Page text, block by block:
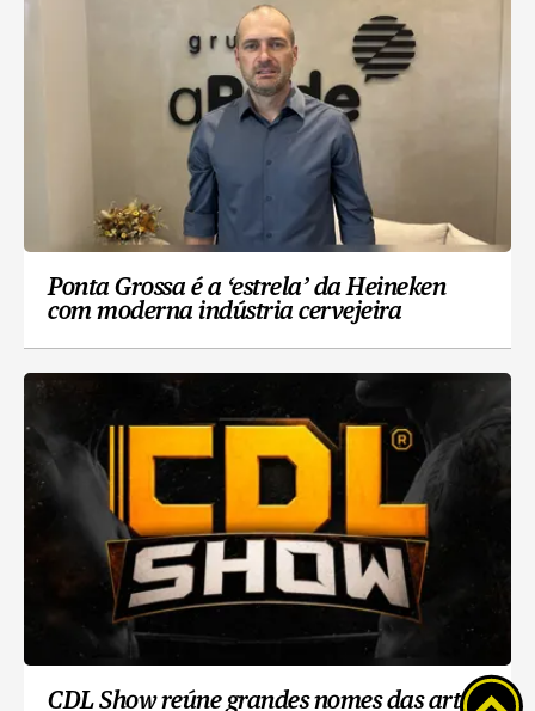
Ponta Grossa é a ‘estrela’ da Heineken
com moderna indústria cervejeira
CDL Show reúne grandes nomes das artes